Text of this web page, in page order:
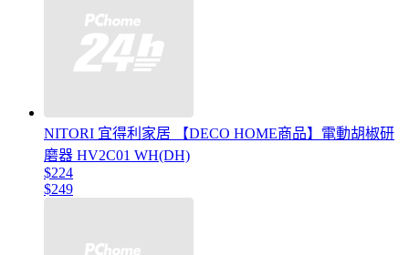
NITORI 宜得利家居 【DECO HOME商品】電動胡椒研
磨器 HV2C01 WH(DH)
$224
$249